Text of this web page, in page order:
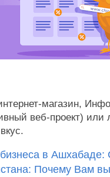
магазин,
веб-проект) или
в
Почему Вам